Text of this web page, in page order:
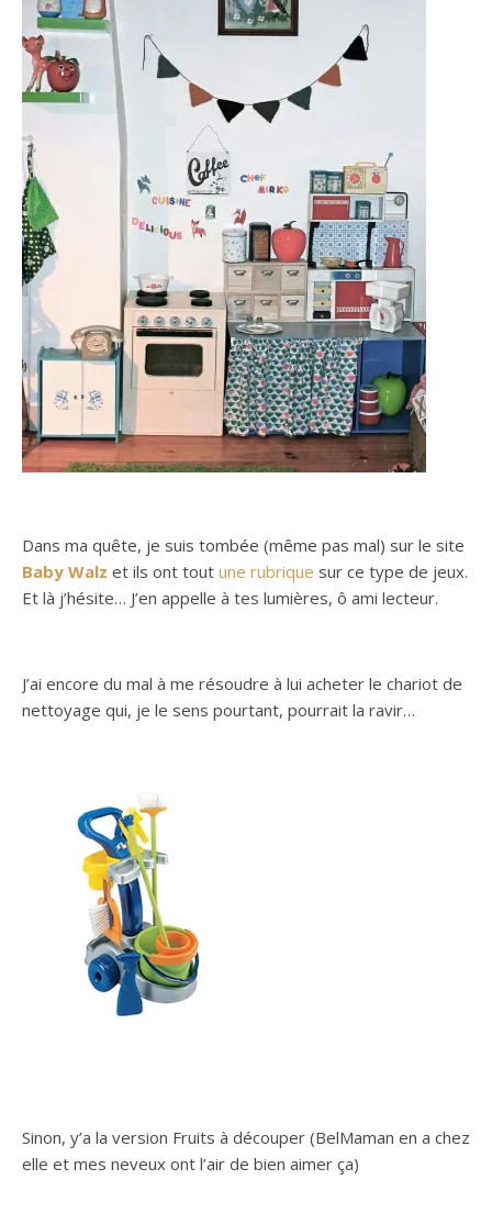
Dans ma quête, je suis tombée (même pas mal) sur le site
Baby Walz et ils ont tout une rubrique sur ce type de jeux.
Et là j’hésite… J’en appelle à tes lumières, ô ami lecteur.
J’ai encore du mal à me résoudre à lui acheter le chariot de
nettoyage qui, je le sens pourtant, pourrait la ravir…
Sinon, y’a la version Fruits à découper (BelMaman en a chez
elle et mes neveux ont l’air de bien aimer ça)